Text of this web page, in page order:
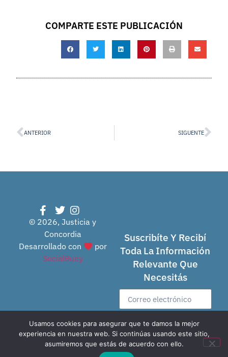
COMPARTE ESTE PUBLICACIÓN
ANTERIOR SIGUENTE
© 2026, Justicia y
Concordia
Desarrollado con
por
SocialBuey
Suscribíte Y Recibí
Toda La Información
Relevante Que
Necesitás
Enviar
Usamos cookies para asegurar que te damos la mejor
experiencia en nuestra web. Si continúas usando este sitio,
asumiremos que estás de acuerdo con ello.